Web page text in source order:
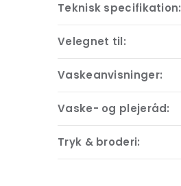
Teknisk specifikation:
Velegnet til:
Vaskeanvisninger:
Vaske- og plejeråd:
Tryk & broderi: